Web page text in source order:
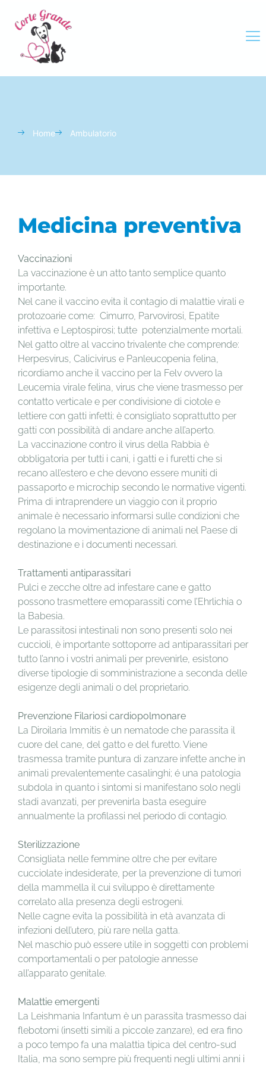
Home Ambulatorio
Medicina preventiva
Vaccinazioni
La vaccinazione è un atto tanto semplice quanto
importante.
Nel cane il vaccino evita il contagio di malattie virali e
protozoarie come: Cimurro, Parvovirosi, Epatite
infettiva e Leptospirosi; tutte potenzialmente mortali.
Nel gatto oltre al vaccino trivalente che comprende:
Herpesvirus, Calicivirus e Panleucopenia felina,
ricordiamo anche il vaccino per la Felv ovvero la
Leucemia virale felina, virus che viene trasmesso per
contatto verticale e per condivisione di ciotole e
lettiere con gatti infetti; è consigliato soprattutto per
gatti con possibilità di andare anche all’aperto.
La vaccinazione contro il virus della Rabbia è
obbligatoria per tutti i cani, i gatti e i furetti che si
recano all’estero e che devono essere muniti di
passaporto e microchip secondo le normative vigenti.
Prima di intraprendere un viaggio con il proprio
animale è necessario informarsi sulle condizioni che
regolano la movimentazione di animali nel Paese di
destinazione e i documenti necessari.
Trattamenti antiparassitari
Pulci e zecche oltre ad infestare cane e gatto
possono trasmettere emoparassiti come l’Ehrlichia o
la Babesia.
Le parassitosi intestinali non sono presenti solo nei
cuccioli, è importante sottoporre ad antiparassitari per
tutto l’anno i vostri animali per prevenirle, esistono
diverse tipologie di somministrazione a seconda delle
esigenze degli animali o del proprietario.
Prevenzione Filariosi cardiopolmonare
La Diroilaria Immitis è un nematode che parassita il
cuore del cane, del gatto e del furetto. Viene
trasmessa tramite puntura di zanzare infette anche in
animali prevalentemente casalinghi; é una patologia
subdola in quanto i sintomi si manifestano solo negli
stadi avanzati, per prevenirla basta eseguire
annualmente la profilassi nel periodo di contagio.
Sterilizzazione
Consigliata nelle femmine oltre che per evitare
cucciolate indesiderate, per la prevenzione di tumori
della mammella il cui sviluppo è direttamente
correlato alla presenza degli estrogeni.
Nelle cagne evita la possibilità in età avanzata di
infezioni dell’utero, più rare nella gatta.
Nel maschio può essere utile in soggetti con problemi
comportamentali o per patologie annesse
all’apparato genitale.
Malattie emergenti
La Leishmania Infantum è un parassita trasmesso dai
flebotomi (insetti simili a piccole zanzare), ed era fino
a poco tempo fa una malattia tipica del centro-sud
Italia, ma sono sempre più frequenti negli ultimi anni i